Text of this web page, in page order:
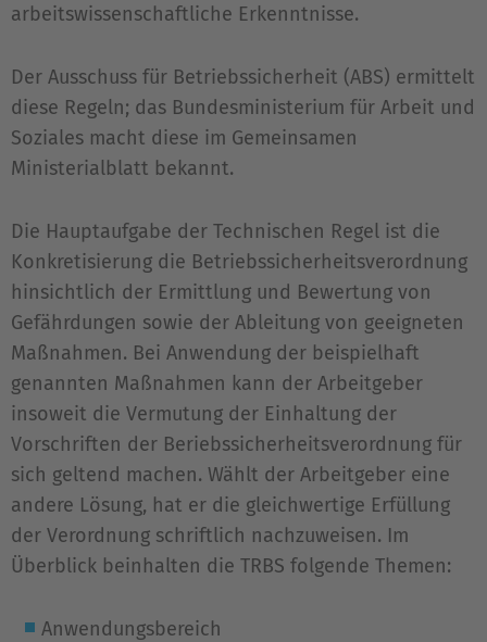
arbeitswissenschaftliche Erkenntnisse.
Der Ausschuss für Betriebssicherheit (ABS) ermittelt
diese Regeln; das Bundesministerium für Arbeit und
Soziales macht diese im Gemeinsamen
Ministerialblatt bekannt.
Die Hauptaufgabe der Technischen Regel ist die
Konkretisierung die Betriebssicherheitsverordnung
hinsichtlich der Ermittlung und Bewertung von
Gefährdungen sowie der Ableitung von geeigneten
Maßnahmen. Bei Anwendung der beispielhaft
genannten Maßnahmen kann der Arbeitgeber
insoweit die Vermutung der Einhaltung der
Vorschriften der Beriebssicherheitsverordnung für
sich geltend machen. Wählt der Arbeitgeber eine
andere Lösung, hat er die gleichwertige Erfüllung
der Verordnung schriftlich nachzuweisen. Im
Überblick beinhalten die TRBS folgende Themen:
Anwendungsbereich